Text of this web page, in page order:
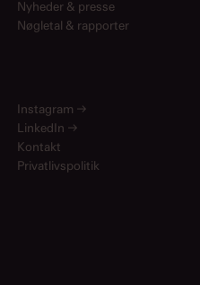
Nyheder & presse
Nøgletal & rapporter
Instagram →
LinkedIn →
Kontakt
Privatlivspolitik